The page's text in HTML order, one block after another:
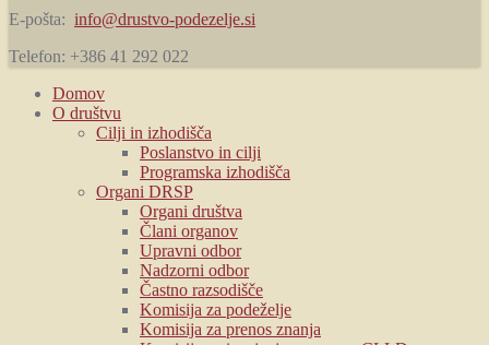
E-pošta: info@drustvo-podezelje.si
Telefon: +386 41 292 022
Domov
O društvu
Cilji in izhodišča
Poslanstvo in cilji
Programska izhodišča
Organi DRSP
Organi društva
Člani organov
Upravni odbor
Nadzorni odbor
Častno razsodišče
Komisija za podeželje
Komisija za prenos znanja